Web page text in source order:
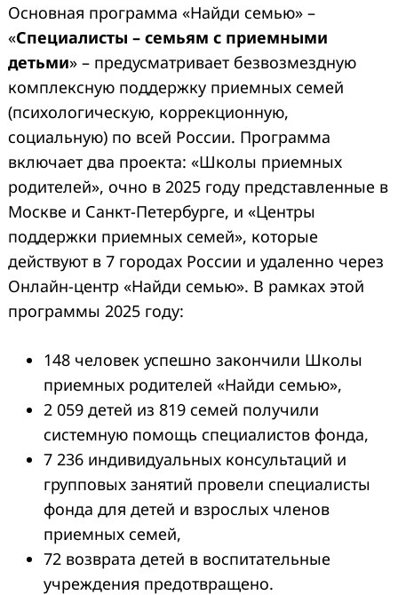
Основная программа «Найди семью» –
«Специалисты – семьям с приемными
детьми» – предусматривает безвозмездную
комплексную поддержку приемных семей
(психологическую, коррекционную,
социальную) по всей России. Программа
включает два проекта: «Школы приемных
родителей», очно в 2025 году представленные в
Москве и Санкт-Петербурге, и «Центры
поддержки приемных семей», которые
действуют в 7 городах России и удаленно через
Онлайн-центр «Найди семью». В рамках этой
программы 2025 году:
148 человек успешно закончили Школы
приемных родителей «Найди семью»,
2 059 детей из 819 семей получили
системную помощь специалистов фонда,
7 236 индивидуальных консультаций и
групповых занятий провели специалисты
фонда для детей и взрослых членов
приемных семей,
72 возврата детей в воспитательные
учреждения предотвращено.